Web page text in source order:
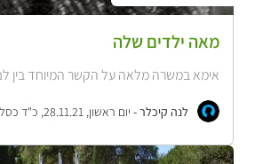
מאה ילדים שלה
אימא במשרה מלאה על הקשר המיוחד בין
לנה קיכלר - יום ראשון, 28.11.21, כ"ד כסלו התשפ"ב